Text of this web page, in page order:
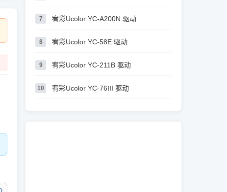
7 宥彩Ucolor YC-A200N 驱动
8 宥彩Ucolor YC-58E 驱动
9 宥彩Ucolor YC-211B 驱动
10 宥彩Ucolor YC-76III 驱动